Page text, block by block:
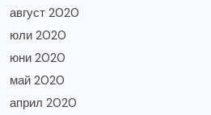
август 2020
юли 2020
юни 2020
май 2020
април 2020